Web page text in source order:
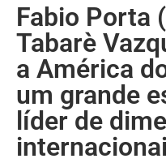
Fabio Porta
Tabarè
a América
um grande
líder de